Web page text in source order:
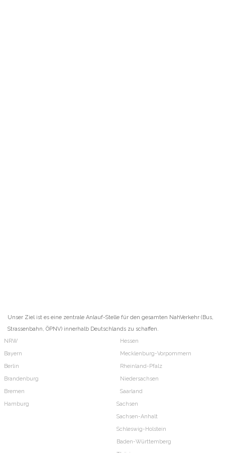
Unser Ziel ist es eine zentrale Anlauf-Stelle für den gesamten NahVerkehr (Bus,
Strassenbahn, ÖPNV) innerhalb Deutschlands zu schaffen.
NRW
Bayern
Berlin
Brandenburg
Bremen
Hamburg
Hessen
Mecklenburg-Vorpommern
Rheinland-Pfalz
Niedersachsen
Saarland
Sachsen
Sachsen-Anhalt
Schleswig-Holstein
Baden-Württemberg